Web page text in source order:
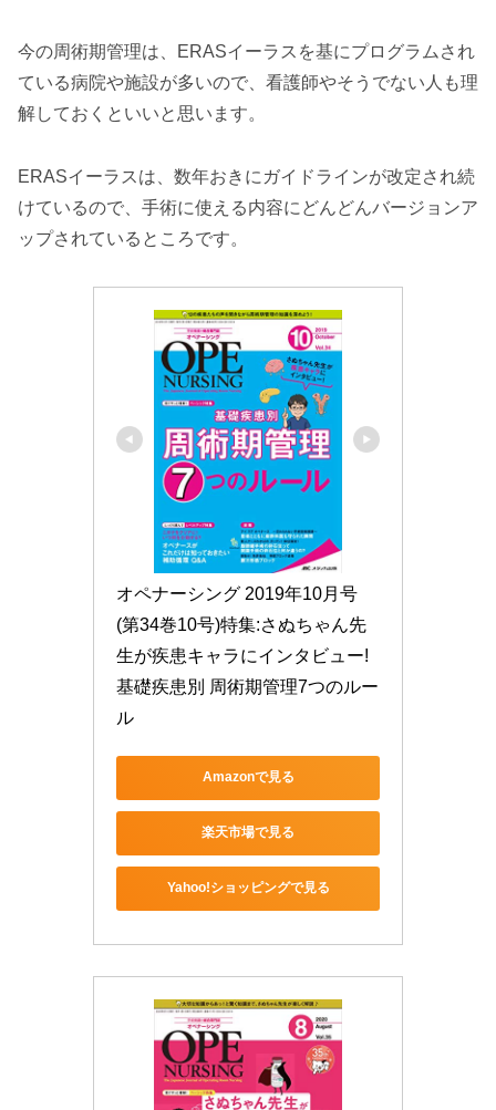
今の周術期管理は、ERASイーラスを基にプログラムされ
ている病院や施設が多いので、看護師やそうでない人も理
解しておくといいと思います。
ERASイーラスは、数年おきにガイドラインが改定され続
けているので、手術に使える内容にどんどんバージョンア
ップされているところです。
オペナーシング 2019年10月号
(第34巻10号)特集:さぬちゃん先
生が疾患キャラにインタビュー!
基礎疾患別 周術期管理7つのルー
ル
Amazonで見る
楽天市場で見る
Yahoo!ショッピングで見る